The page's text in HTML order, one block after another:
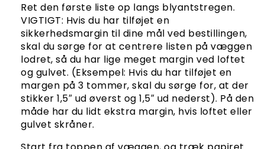
Ret den første liste op langs blyantstregen.
VIGTIGT: Hvis du har tilføjet en
sikkerhedsmargin til dine mål ved bestillingen,
skal du sørge for at centrere listen på væggen
lodret, så du har lige meget margin ved loftet
og gulvet. (Eksempel: Hvis du har tilføjet en
margen på 3 tommer, skal du sørge for, at der
stikker 1,5″ ud øverst og 1,5″ ud nederst). På den
måde har du lidt ekstra margin, hvis loftet eller
gulvet skråner.